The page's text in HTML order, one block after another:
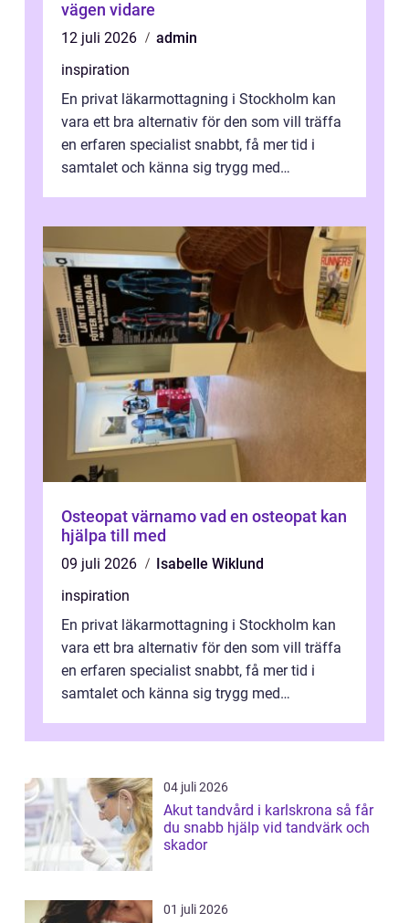
vägen vidare
12 juli 2026
admin
inspiration
En privat läkarmottagning i Stockholm kan
vara ett bra alternativ för den som vill träffa
en erfaren specialist snabbt, få mer tid i
samtalet och känna sig trygg med
Osteopat värnamo vad en osteopat kan
hjälpa till med
09 juli 2026
Isabelle Wiklund
inspiration
En privat läkarmottagning i Stockholm kan
vara ett bra alternativ för den som vill träffa
en erfaren specialist snabbt, få mer tid i
samtalet och känna sig trygg med
04 juli 2026
Akut tandvård i karlskrona så får
du snabb hjälp vid tandvärk och
skador
01 juli 2026